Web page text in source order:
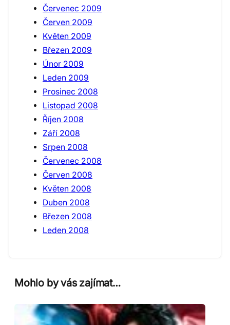
Červenec 2009
Červen 2009
Květen 2009
Březen 2009
Únor 2009
Leden 2009
Prosinec 2008
Listopad 2008
Říjen 2008
Září 2008
Srpen 2008
Červenec 2008
Červen 2008
Květen 2008
Duben 2008
Březen 2008
Leden 2008
Mohlo by vás zajímat…